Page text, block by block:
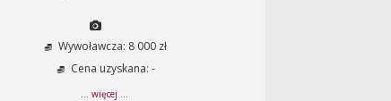
Wywoławcza: 8 000 zł
Cena uzyskana: -
... więcej ...